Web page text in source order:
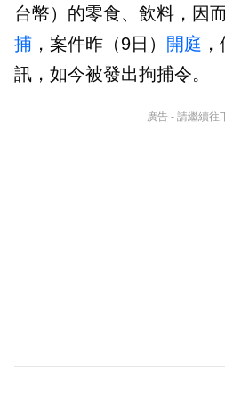
台幣）的零食、飲料，因
捕 ，案件昨（9日） 開庭
訊，如今被發出拘捕令。
廣告 - 請繼續往